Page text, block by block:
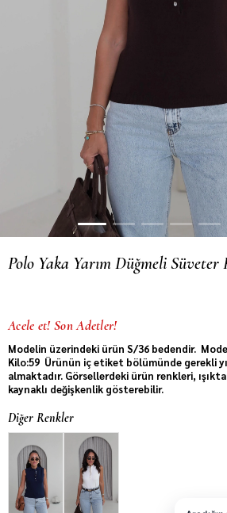
Polo Yaka Yarım Düğmeli
Acele et! Son Adetler!
Modelin üzerindeki ürün S/36 bedendir.
Kilo:59 Ürünün iç etiket bölümünde gerekli
almaktadır. Görsellerdeki ürün renkleri,
kaynaklı değişkenlik gösterebilir.
Diğer Renkler